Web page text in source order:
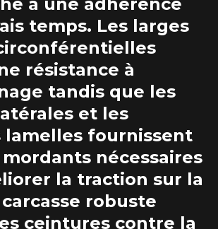
temps. Les larges
résistance à
tandis que les
et les
fournissent
nécessaires
la traction sur la
robuste
ceintures contre la
vous?
aucun résultat ne
parfaitement à votre